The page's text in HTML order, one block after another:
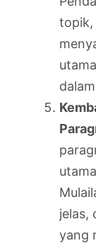
topik,
jelas,
yang